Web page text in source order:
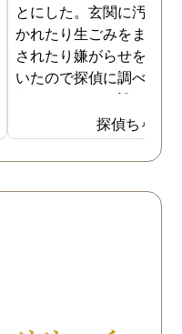
とにした。玄関に汚物を
かれたり生ごみをまき散
されたり嫌がらせを受け
いたので探偵に調べても
うことにした。誰がやっ
いるのか何が原因なのか
べてもらうと隣の奥さん
った。痴呆症が進み被害
だ。普段は普通なのに夜
探偵ちゃん